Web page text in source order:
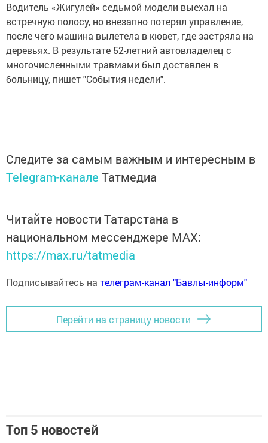
Водитель «Жигулей» седьмой модели выехал на
встречную полосу, но внезапно потерял управление,
после чего машина вылетела в кювет, где застряла на
деревьях. В результате 52-летний автовладелец с
многочисленными травмами был доставлен в
больницу, пишет "События недели".
Следите за самым важным и интересным в
Telegram-канале Татмедиа
Читайте новости Татарстана в
национальном мессенджере MАХ:
https://max.ru/tatmedia
Подписывайтесь на телеграм-канал "Бавлы-информ"
Перейти на страницу новости
Топ 5 новостей